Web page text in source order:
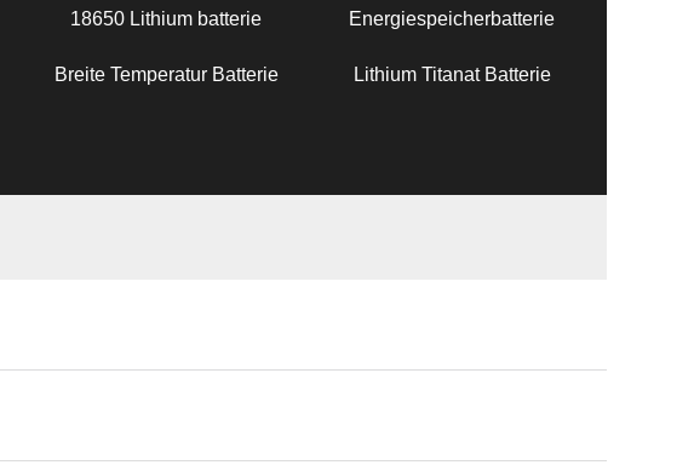
18650 Lithium batterie Energiespeicherbatterie
Breite Temperatur Batterie Lithium Titanat Batterie